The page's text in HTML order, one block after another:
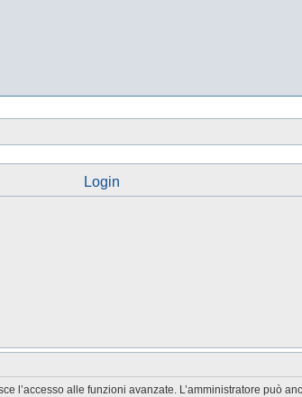
Login
l’accesso alle funzioni avanzate. L’amministratore può